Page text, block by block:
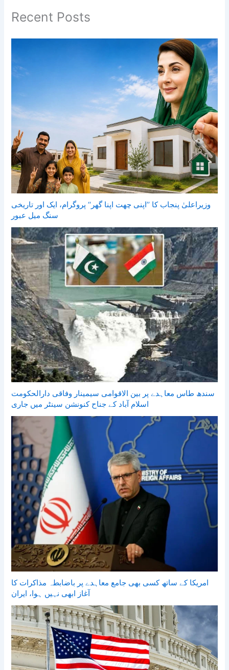
Recent Posts
وزیراعلیٰ پنجاب کا ’’اپنی چھت اپنا گھر‘‘ پروگرام، ایک اور تاریخی
سنگ میل عبور
سندھ طاس معاہدے پر بین الاقوامی سیمینار وفاقی دارالحکومت
اسلام آباد کے جناح کنونشن سینٹر میں جاری
امریکا کے ساتھ کسی بھی جامع معاہدے پر باضابطہ مذاکرات کا
آغاز ابھی نہیں ہوا، ایران